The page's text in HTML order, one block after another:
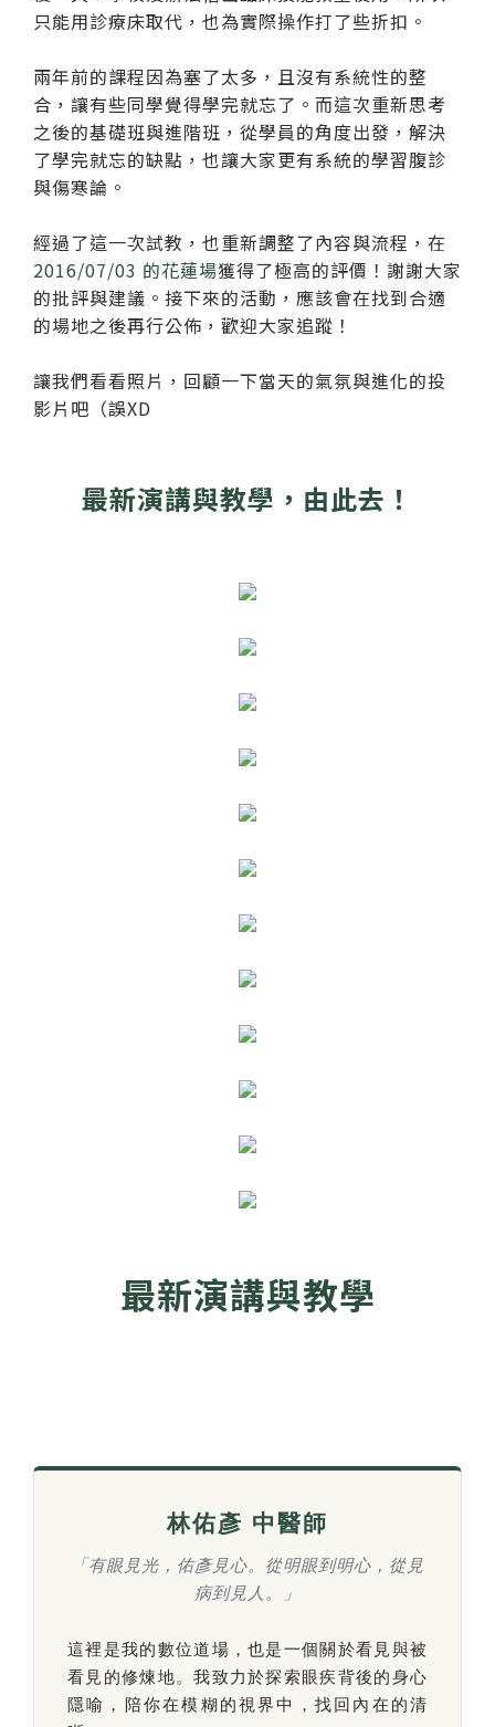
只能用診療床取代，也為實際操作打了些折扣。
兩年前的課程因為塞了太多，且沒有系統性的整
合，讓有些同學覺得學完就忘了。而這次重新思考
之後的基礎班與進階班，從學員的角度出發，解決
了學完就忘的缺點，也讓大家更有系統的學習腹診
與傷寒論。
經過了這一次試教，也重新調整了內容與流程，在
2016/07/03 的花蓮場獲得了極高的評價！謝謝大家
的批評與建議。接下來的活動，應該會在找到合適
的場地之後再行公佈，歡迎大家追蹤！
讓我們看看照片，回顧一下當天的氣氛與進化的投
影片吧（誤XD
最新演講與教學，由此去！
最新演講與教學
林佑彥 中醫師
「有眼見光，佑彥見心。從明眼到明心，從見
病到見人。」
這裡是我的數位道場，也是一個關於看見與被
看見的修煉地。我致力於探索眼疾背後的身心
隱喻，陪你在模糊的視界中，找回內在的清